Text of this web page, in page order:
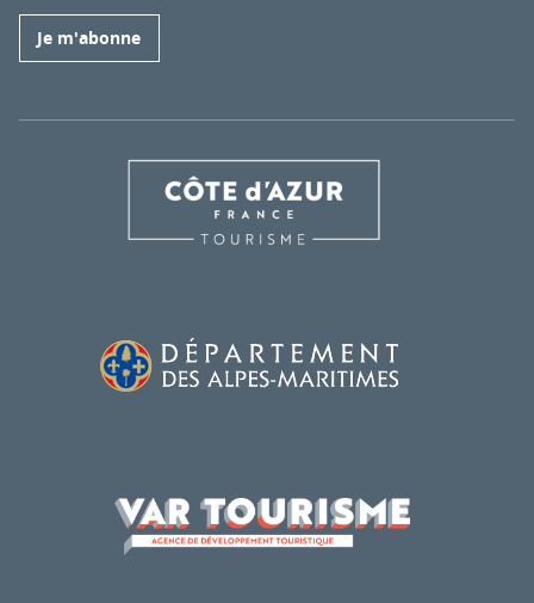
Je m'abonne